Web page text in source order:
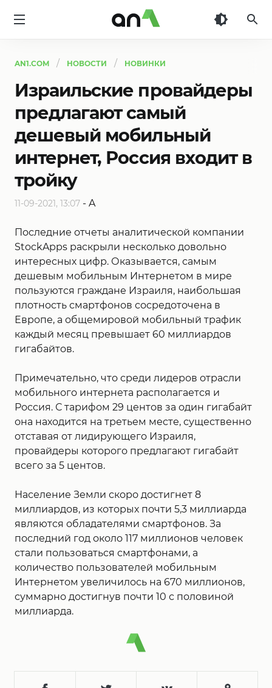
AN1.COM НОВОСТИ НОВИНКИ
Израильские провайдеры
предлагают самый
дешевый мобильный
интернет, Россия входит в
тройку
11-09-2021, 13:07 - A
Последние отчеты аналитической компании
StockApps раскрыли несколько довольно
интересных цифр. Оказывается, самым
дешевым мобильным Интернетом в мире
пользуются граждане Израиля, наибольшая
плотность смартфонов сосредоточена в
Европе, а общемировой мобильный трафик
каждый месяц превышает 60 миллиардов
гигабайтов.
Примечательно, что среди лидеров отрасли
мобильного интернета располагается и
Россия. С тарифом 29 центов за один гигабайт
она находится на третьем месте, существенно
отставая от лидирующего Израиля,
провайдеры которого предлагают гигабайт
всего за 5 центов.
Население Земли скоро достигнет 8
миллиардов, из которых почти 5,3 миллиарда
являются обладателями смартфонов. За
последний год около 117 миллионов человек
стали пользоваться смартфонами, а
количество пользователей мобильным
Интернетом увеличилось на 670 миллионов,
суммарно достигнув почти 10 с половиной
миллиарда.